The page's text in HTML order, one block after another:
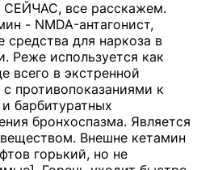
все расскажем.
- NMDA-антагонист,
для наркоза в
Реже используется как
всего в экстренной
противопоказаниями к
барбитуратных
бронхоспазма. Является
Внешне кетамин
горький, но не